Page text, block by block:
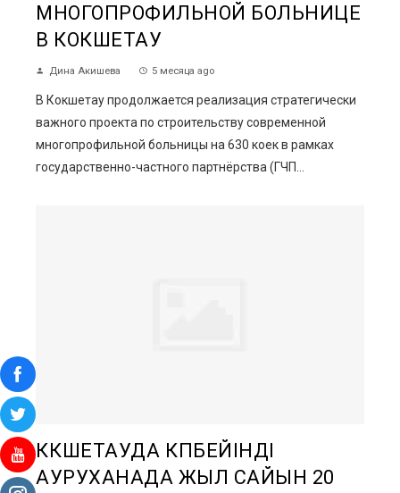
МНОГОПРОФИЛЬНОЙ БОЛЬНИЦЕ
В КОКШЕТАУ
Дина Акишева 5 месяца ago
В Кокшетау продолжается реализация стратегически
важного проекта по строительству современной
многопрофильной больницы на 630 коек в рамках
государственно-частного партнёрства (ГЧП...
КӨКШЕТАУДА КӨПБЕЙІНДІ
АУРУХАНАДА ЖЫЛ САЙЫН 20